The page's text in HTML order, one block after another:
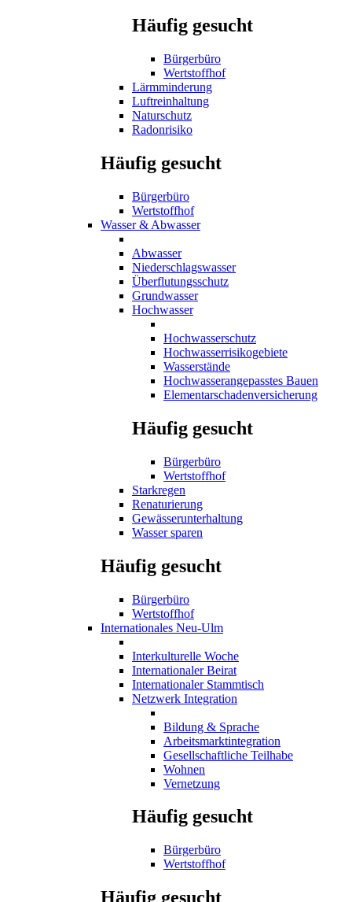
Häufig gesucht
Bürgerbüro
Wertstoffhof
Lärmminderung
Luftreinhaltung
Naturschutz
Radonrisiko
Häufig gesucht
Bürgerbüro
Wertstoffhof
Wasser & Abwasser
Abwasser
Niederschlagswasser
Überflutungsschutz
Grundwasser
Hochwasser
Hochwasserschutz
Hochwasserrisikogebiete
Wasserstände
Hochwasserangepasstes Bauen
Elementarschadenversicherung
Häufig gesucht
Bürgerbüro
Wertstoffhof
Starkregen
Renaturierung
Gewässerunterhaltung
Wasser sparen
Häufig gesucht
Bürgerbüro
Wertstoffhof
Internationales Neu-Ulm
Interkulturelle Woche
Internationaler Beirat
Internationaler Stammtisch
Netzwerk Integration
Bildung & Sprache
Arbeitsmarktintegration
Gesellschaftliche Teilhabe
Wohnen
Vernetzung
Häufig gesucht
Bürgerbüro
Wertstoffhof
Häufig gesucht